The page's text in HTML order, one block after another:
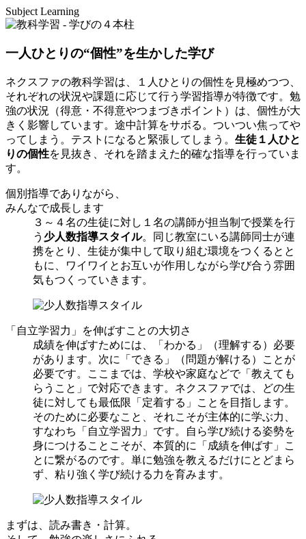
Subject Learning
一人ひとりの“個性”を生かした学び
ネクスファの教科学習は、１人ひとりの個性を見極めつつ、
それぞれの状況や課題に応じて行う学習指導が特徴です。勉
強の状況（得意・不得意やつまづきポイント）は、個性が大
きく影響しています。途中計算をサボる。ついつい焦ってや
ってしまう。テストになると緊張してしまう。 生徒１人ひと
りの個性を見抜き、それを踏まえた的確な指導を行っていま
す。
個別指導でありながら、
みんなで成長します
３～４名の生徒に対し１名の講師が担当制で授業を行
う 少人数指導スタイル。同じ教室にいる講師同士が連
携をとり、生徒が集中して取り組む環境をつくるとと
もに、ワイワイとお互いが作用しながら学び合う雰囲
気もつくっていきます。
「自立学習力」を伸ばすことの大切さ
成績を伸ばすためには、「わかる」（理解する）必要
があります。次に「できる」（問題が解ける）ことが
必要です。ここまでは、学校や家庭などで「教えても
らうこと」で対応できます。ネクスファでは、どの生
徒に対しても最低限「定着する」ことを目指します。
そのために必要なこと、それこそが主体的に学ぶ力、
すなわち「自立学習力」です。自ら学び続ける姿勢を
身につけることこそが、本質的に「成績を伸ばす」こ
とに繋がるのです。単に勉強を教えるだけにとどまら
ず、粘り強く学び続ける力を育みます。
まずは、読み書き・計算。